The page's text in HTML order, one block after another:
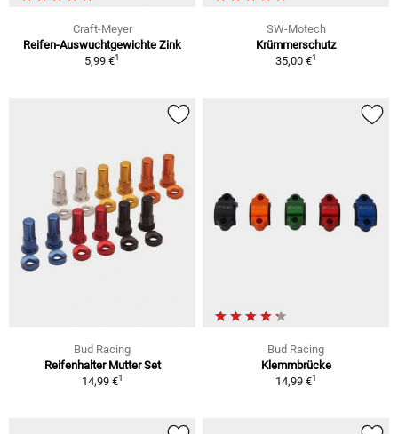
Craft-Meyer
Reifen-Auswuchtgewichte Zink
5,99 €1
SW-Motech
Krümmerschutz
35,00 €1
Bud Racing
Reifenhalter Mutter Set
14,99 €1
Bud Racing
Klemmbrücke
14,99 €1